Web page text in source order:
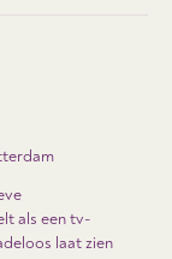
als een tv-
laat zien